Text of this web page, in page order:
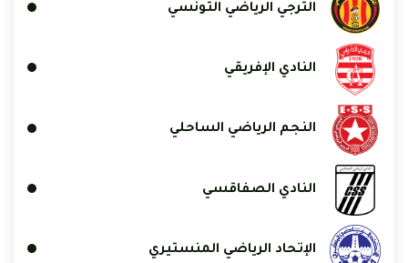
الترجي الرياضي التونسي
النادي الإفريقي
النجم الرياضي الساحلي
النادي الصفاقسي
الإتحاد الرياضي المنستيري